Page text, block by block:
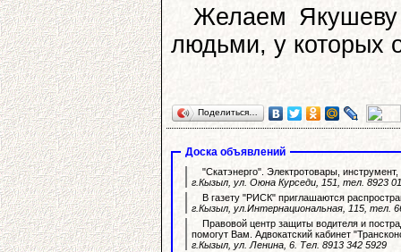
Желаем Якушеву
людьми, у которых
Поделиться…
Доска объявлений
"Скатэнерго". Электротовары,
г.Кызыл, ул. Оюна Курседи, 151, тел. 8923
В газету "РИСК" приглашаются
г.Кызыл, ул.Интернациональная, 115, тел.
Правовой центр защиты водителя и
помогут Вам. Адвокатский кабинет
г.Кызыл, ул. Ленина, 6. Тел. 8913 342 5929